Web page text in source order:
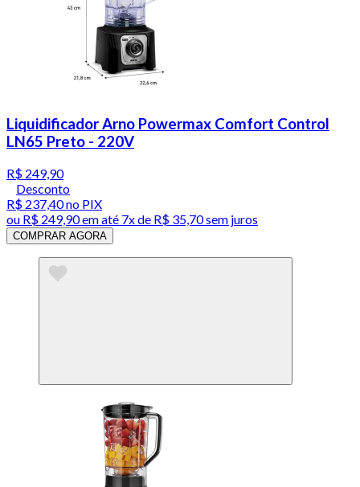
Liquidificador Arno Powermax Comfort Control
LN65 Preto - 220V
R$ 249,90
Desconto
R$ 237,40no PIX
ou R$ 249,90em até 7x de R$ 35,70 sem juros
COMPRAR AGORA